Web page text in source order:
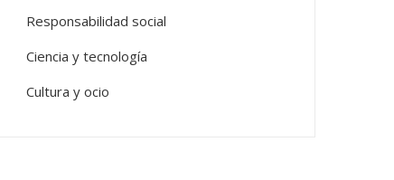
Responsabilidad social
Ciencia y tecnología
Cultura y ocio